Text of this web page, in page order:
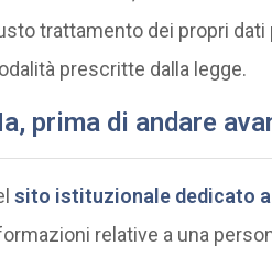
trattamento dei propri
prescritte dalla legge.
prima di andare
sito istituzionale dedicato al
relative a una